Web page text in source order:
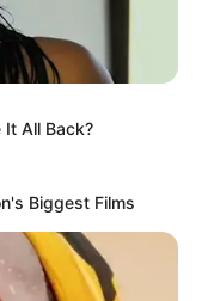
It All Back?
Biggest Films